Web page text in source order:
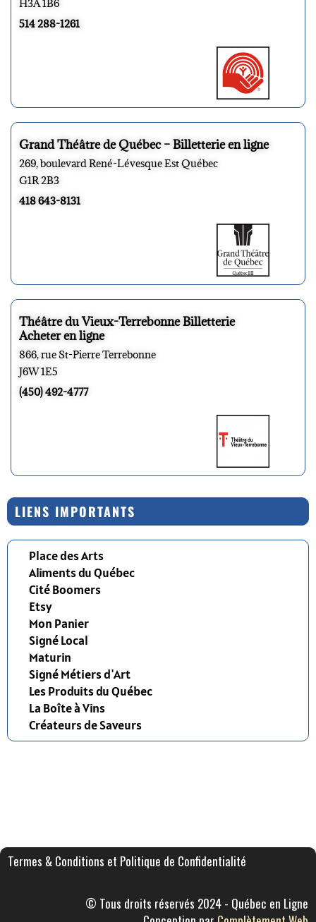
H3A 1B6
514 288-1261
Grand Théâtre de Québec – Billetterie en ligne
269, boulevard René-Lévesque Est Québec
G1R 2B3
418 643-8131
Théâtre du Vieux-Terrebonne Billetterie
Acheter en ligne
866, rue St-Pierre Terrebonne
J6W 1E5
(450) 492-4777
LIENS IMPORTANTS
Place des Arts
Aliments du Québec
Cité Boomers
Etsy
Mon Panier
Signé Local
Maturin
Signé Métiers d'Art
Les Produits du Québec
La Boîte à Vins
Créateurs de Saveurs
Termes & Conditions et Politique de Confidentialité
© Tous droits réservés 2024 - Québec en Ligne